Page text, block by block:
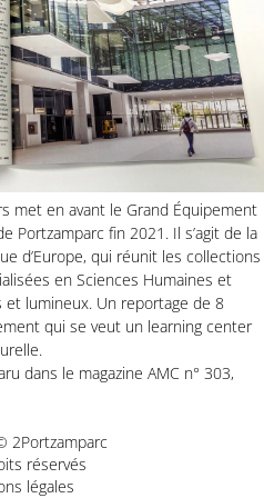
met en avant le Grand Équipement
Portzamparc fin 2021. Il s’agit de la
d’Europe, qui réunit les collections
en Sciences Humaines et
et lumineux. Un reportage de 8
qui se veut un learning center
dans le magazine AMC n° 303,
2Portzamparc
réservés
légales